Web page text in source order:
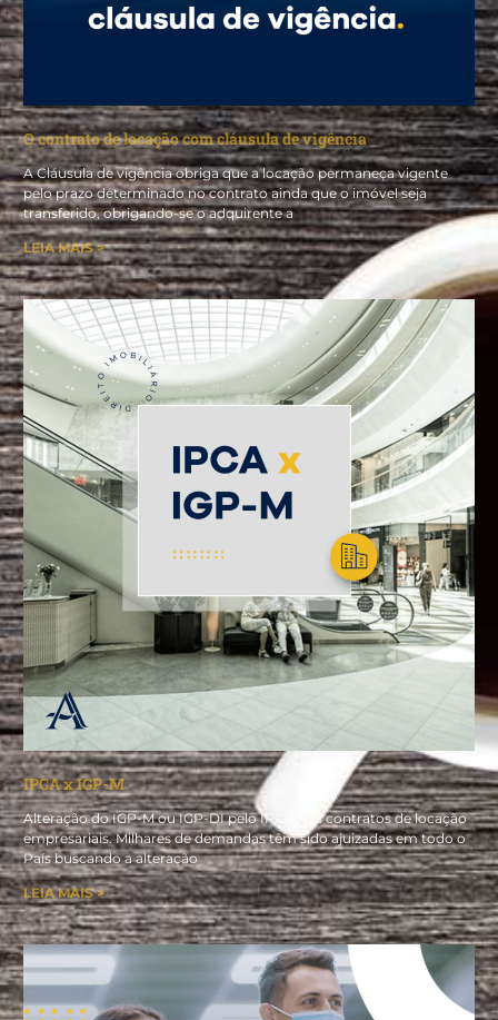
O contrato de locação com cláusula de vigência
A Cláusula de vigência obriga que a locação permaneça vigente
pelo prazo determinado no contrato ainda que o imóvel seja
transferido, obrigando-se o adquirente a
LEIA MAIS >
IPCA x IGP-M
Alteração do IGP-M ou IGP-DI pelo IPCA nos contratos de locação
empresariais. Milhares de demandas têm sido ajuizadas em todo o
País buscando a alteração
LEIA MAIS >